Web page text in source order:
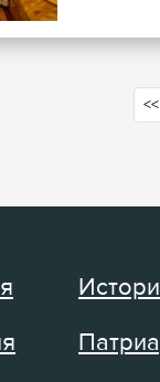
<<